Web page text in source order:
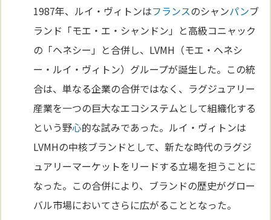
1987年、ルイ・ヴィトンはフランスのシャンパンブ
ランド「モエ・エ・シャンドン」と高級コニャック
の「ヘネシー」と合併し、LVMH（モエ・ヘネシ
ー・ルイ・ヴィトン）グループが誕生した。この統
合は、単なる企業の合併ではなく、ラグジュアリー
産業を一つの巨大なエコシステムとして組織化する
という野心的な試みであった。ルイ・ヴィトンは
LVMHの中核ブランドとして、新たな時代のラグジ
ュアリーマーケットをリードする立場を担うことに
なった。この合併により、ブランドの歴史がグロー
バル市場においてさらに広がることとなった。